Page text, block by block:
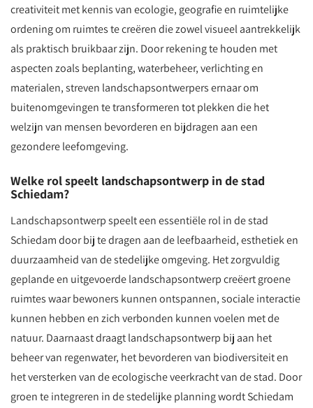
creativiteit met kennis van ecologie, geografie en ruimtelijke
ordening om ruimtes te creëren die zowel visueel aantrekkelijk
als praktisch bruikbaar zijn. Door rekening te houden met
aspecten zoals beplanting, waterbeheer, verlichting en
materialen, streven landschapsontwerpers ernaar om
buitenomgevingen te transformeren tot plekken die het
welzijn van mensen bevorderen en bijdragen aan een
gezondere leefomgeving.
Welke rol speelt landschapsontwerp in de stad
Schiedam?
Landschapsontwerp speelt een essentiële rol in de stad
Schiedam door bij te dragen aan de leefbaarheid, esthetiek en
duurzaamheid van de stedelijke omgeving. Het zorgvuldig
geplande en uitgevoerde landschapsontwerp creëert groene
ruimtes waar bewoners kunnen ontspannen, sociale interactie
kunnen hebben en zich verbonden kunnen voelen met de
natuur. Daarnaast draagt landschapsontwerp bij aan het
beheer van regenwater, het bevorderen van biodiversiteit en
het versterken van de ecologische veerkracht van de stad. Door
groen te integreren in de stedelijke planning wordt Schiedam